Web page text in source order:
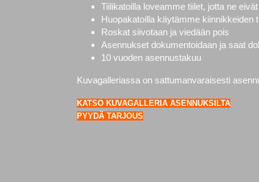
Tiilikatoilla loveamme tiilet, jotta ne
Huopakatoilla käytämme
Roskat siivotaan ja viedään pois
Asennukset dokumentoidaan ja saat
10 vuoden asennustakuu
Kuvagalleriassa on sattumanvaraisesti
KATSO KUVAGALLERIA ASENNUKSILTA
PYYDÄ TARJOUS